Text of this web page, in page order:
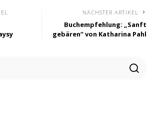
NÄCHSTER ARTIKEL
Buchempfehlung: „Sanft
gebären“ von Katharina Pahl